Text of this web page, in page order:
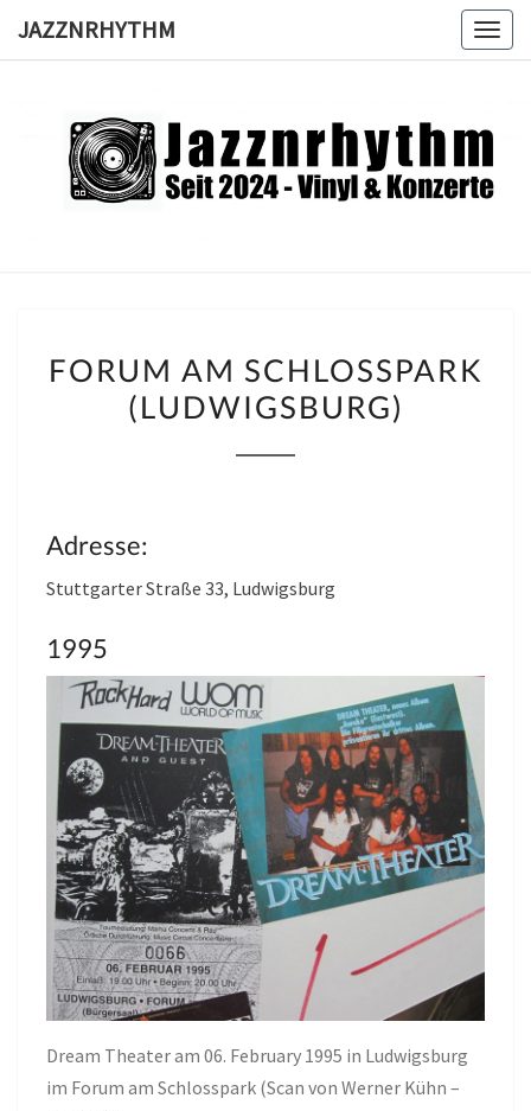
JAZZNRHYTHM
Seit
2024 –
AM
SCHLOSSPARK (
FORUM AM SCHLOSSPARK (
LUDWIGSBURG)
Adresse:
Stuttgarter Straße 33, Ludwigsburg
1995
Dream Theater am 06. February 1995 in Ludwigsburg
im Forum am Schlosspark (Scan von Werner Kühn –